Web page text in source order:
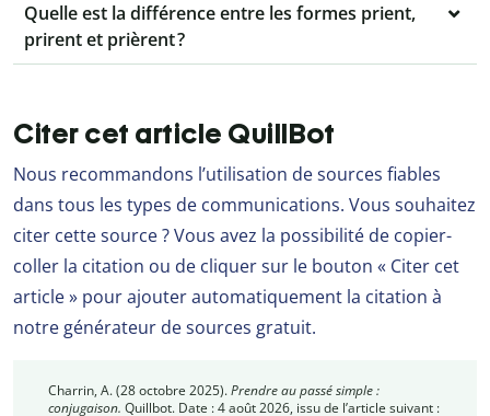
Quelle est la différence entre les formes prient,
prirent et prièrent ?
Citer cet article QuillBot
Nous recommandons l’utilisation de sources fiables
dans tous les types de communications. Vous souhaitez
citer cette source ? Vous avez la possibilité de copier-
coller la citation ou de cliquer sur le bouton « Citer cet
article » pour ajouter automatiquement la citation à
notre générateur de sources gratuit.
Charrin, A. (28 octobre 2025).Prendre au passé simple :
conjugaison. Quillbot. Date : 4 août 2026, issu de l’article suivant :